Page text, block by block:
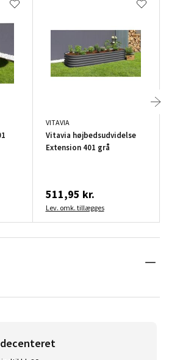
VITAVIA
Vitavia højbedsudvidelse
Extension 401 grå
511,95 kr.
Lev. omk. tillægges